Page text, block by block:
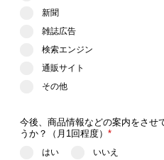
新聞
雑誌広告
検索エンジン
通販サイト
その他
今後、商品情報などの案内をさせ
うか？（月1回程度） *
はい いいえ